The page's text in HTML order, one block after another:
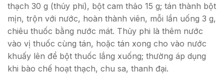
thạch 30 g (thủy phi), bột cam thảo 15 g; tán thành bột
mịn, trộn với nước, hoàn thành viên, mỗi lần uống 3 g,
chiêu thuốc bằng nước mát. Thủy phi là thêm nước
vào vị thuốc cùng tán, hoặc tán xong cho vào nước
khuấy lên để bột thuốc lắng xuống; thường áp dụng
khi bào chế hoạt thạch, chu sa, thanh đại.